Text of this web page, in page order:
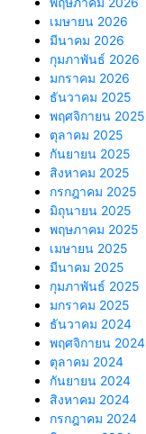
เมษายน 2026
มีนาคม 2026
กุมภาพันธ์ 2026
มกราคม 2026
ธันวาคม 2025
พฤศจิกายน 2025
ตุลาคม 2025
กันยายน 2025
สิงหาคม 2025
กรกฎาคม 2025
มิถุนายน 2025
พฤษภาคม 2025
เมษายน 2025
มีนาคม 2025
กุมภาพันธ์ 2025
มกราคม 2025
ธันวาคม 2024
พฤศจิกายน 2024
ตุลาคม 2024
กันยายน 2024
สิงหาคม 2024
กรกฎาคม 2024